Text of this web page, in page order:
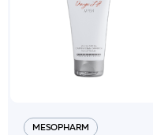
MESOPHARM